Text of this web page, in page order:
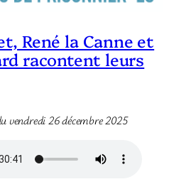
René la Canne et
racontent leurs
vendredi 26 décembre 2025